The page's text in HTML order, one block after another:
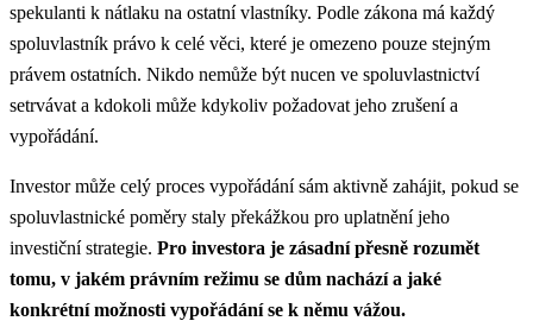
spekulanti k nátlaku na ostatní vlastníky. Podle zákona má každý
spoluvlastník právo k celé věci, které je omezeno pouze stejným
právem ostatních. Nikdo nemůže být nucen ve spoluvlastnictví
setrvávat a kdokoli může kdykoliv požadovat jeho zrušení a
vypořádání.
Investor může celý proces vypořádání sám aktivně zahájit, pokud se
spoluvlastnické poměry staly překážkou pro uplatnění jeho
investiční strategie. Pro investora je zásadní přesně rozumět
tomu, v jakém právním režimu se dům nachází a jaké
konkrétní možnosti vypořádání se k němu vážou.